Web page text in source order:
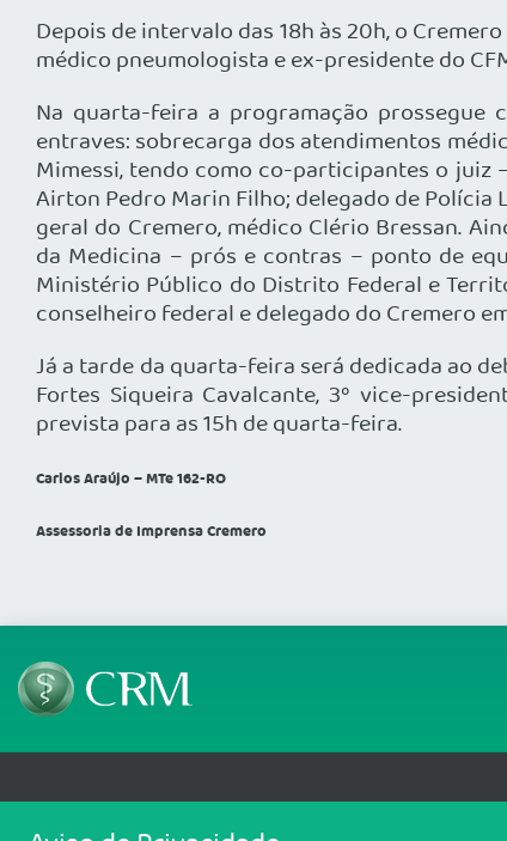
Depois de intervalo das 18h às 20h, o
médico pneumologista e ex-presidente do
Na quarta-feira a programação prossegue
entraves: sobrecarga dos atendimentos
Mimessi, tendo como co-participantes o juiz
Airton Pedro Marin Filho; delegado de
geral do Cremero, médico Clério Bressan.
da Medicina – prós e contras – ponto de
Ministério Público do Distrito Federal e
conselheiro federal e delegado do Cremero
Já a tarde da quarta-feira será dedicada ao
Fortes Siqueira Cavalcante, 3º vice-
prevista para as 15h de quarta-feira.
Carlos Araújo – MTe 162-RO
Assessoria de Imprensa Cremero